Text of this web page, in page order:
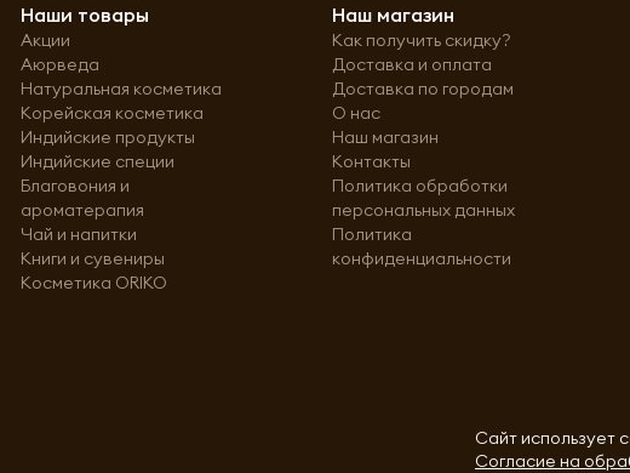
Наши товары
Акции
Аюрведа
Натуральная косметика
Корейская косметика
Индийские продукты
Индийские специи
Благовония и
ароматерапия
Чай и напитки
Книги и сувениры
Косметика ORIKO
Наш магазин
Как получить скидку?
Доставка и оплата
Доставка по городам
О нас
Наш магазин
Контакты
Политика обработки
персональных данных
Политика
конфиденциальности
Сайт использует
Согласие на